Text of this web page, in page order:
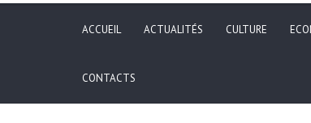
ACCUEIL ACTUALITÉS CULTURE
CONTACTS